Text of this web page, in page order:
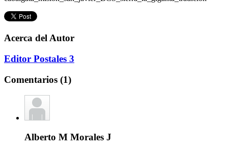
Acerca del Autor
Editor Postales 3
Comentarios (1)
Alberto M Morales J